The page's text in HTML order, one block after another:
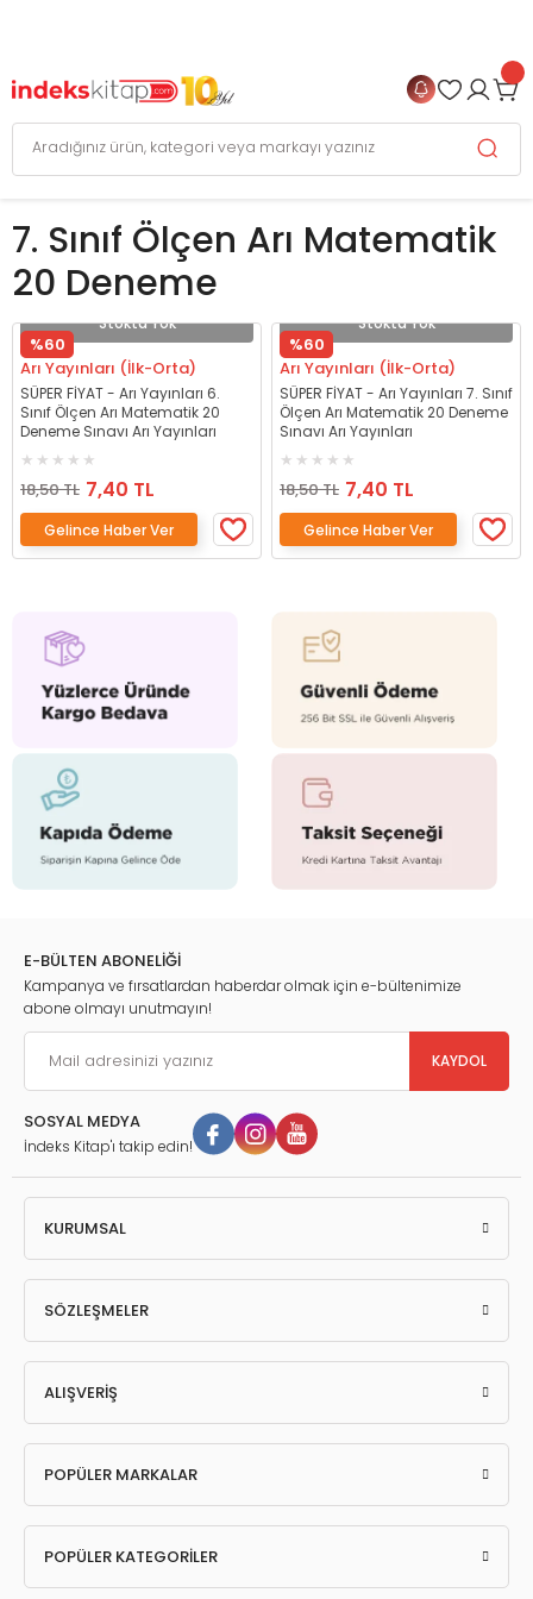
7. Sınıf Ölçen Arı Matematik
20 Deneme
Stokta Yok
%60
Arı Yayınları (İlk-Orta)
SÜPER FİYAT - Arı Yayınları 6.
Sınıf Ölçen Arı Matematik 20
Deneme Sınavı Arı Yayınları
18,50 TL 7,40 TL
Gelince Haber Ver
Stokta Yok
%60
Arı Yayınları (İlk-Orta)
SÜPER FİYAT - Arı Yayınları 7. Sınıf
Ölçen Arı Matematik 20 Deneme
Sınavı Arı Yayınları
18,50 TL 7,40 TL
Gelince Haber Ver
E-BÜLTEN ABONELİĞİ
Kampanya ve fırsatlardan haberdar olmak için e-bültenimize
abone olmayı unutmayın!
KAYDOL
SOSYAL MEDYA
İndeks Kitap'ı takip edin!
KURUMSAL
SÖZLEŞMELER
ALIŞVERİŞ
POPÜLER MARKALAR
POPÜLER KATEGORİLER